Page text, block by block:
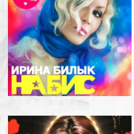
JCC